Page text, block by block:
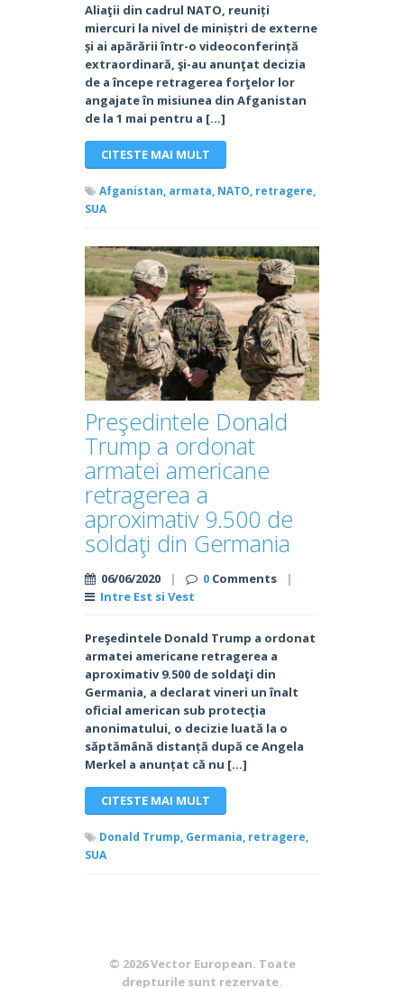
Aliaţii din cadrul NATO, reuniți
miercuri la nivel de miniștri de externe
și ai apărării într-o videoconferință
extraordinară, şi-au anunţat decizia
de a începe retragerea forţelor lor
angajate în misiunea din Afganistan
de la 1 mai pentru a […]
CITESTE MAI MULT
Afganistan, armata, NATO, retragere,
SUA
Preşedintele Donald
Trump a ordonat
armatei americane
retragerea a
aproximativ 9.500 de
soldaţi din Germania
06/06/2020 | 0 Comments
|
Intre Est si Vest
Preşedintele Donald Trump a ordonat
armatei americane retragerea a
aproximativ 9.500 de soldaţi din
Germania, a declarat vineri un înalt
oficial american sub protecţia
anonimatului, o decizie luată la o
săptămână distanță după ce Angela
Merkel a anunțat că nu […]
CITESTE MAI MULT
Donald Trump, Germania, retragere,
SUA
© 2026Vector European. Toate
drepturile sunt rezervate.